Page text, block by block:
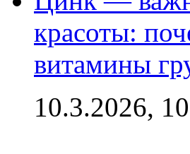
красоты:
витамины
10.3.2026,